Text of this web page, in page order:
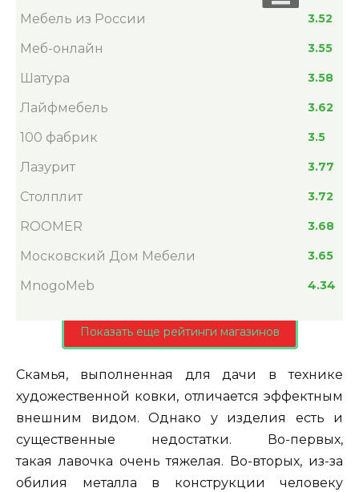
Мебель из России 3.52
Меб-онлайн 3.55
Шатура 3.58
Лайфмебель 3.62
100 фабрик 3.5
Лазурит 3.77
Столплит 3.72
ROOMER 3.68
Московский Дом Мебели 3.65
MnogoMeb 4.34
Показать еще рейтинги магазинов
Скамья, выполненная для дачи в технике
художественной ковки, отличается эффектным
внешним видом. Однако у изделия есть и
существенные недостатки. Во-первых,
такая лавочка очень тяжелая. Во-вторых, из-за
обилия металла в конструкции человеку